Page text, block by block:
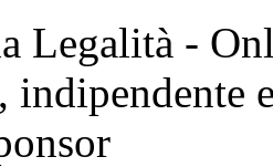
Legalità -